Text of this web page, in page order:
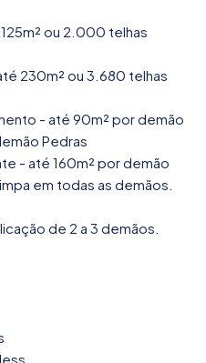
ou 2.000 telhas
230m² ou 3.680 telhas
- até 90m² por demão
Pedras
- até 160m² por demão
em todas as demãos.
de 2 a 3 demãos.